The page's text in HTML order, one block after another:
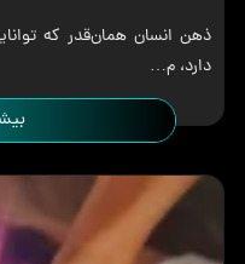
ذهن انسان همان‌قدر که
دارد، م…